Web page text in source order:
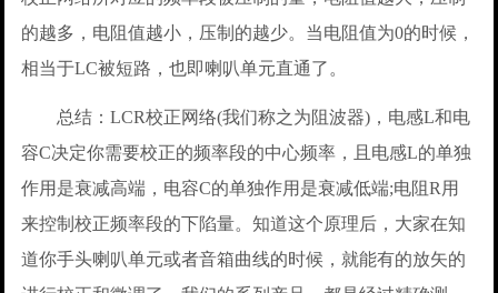
的越多，电阻值越小，压制的越少。当电阻值为0的时候，
相当于LC被短路，也即喇叭单元直通了。
总结：LCR校正网络(我们称之为阻波器)，电感L和电
容C决定你需要校正的频率段的中心频率，且电感L的单独
作用是衰减高端，电容C的单独作用是衰减低端;电阻R用
来控制校正频率段的下陷量。知道这个原理后，大家在知
道你手头喇叭单元或者音箱曲线的时候，就能有的放矢的